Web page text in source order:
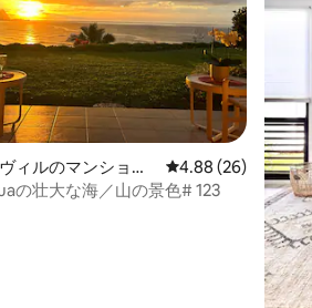
4.99つ星の平均評価
ィルのマンショ
ト
レビュー26件、5
4.88 (26)
の壮大な海／山の景色# 123